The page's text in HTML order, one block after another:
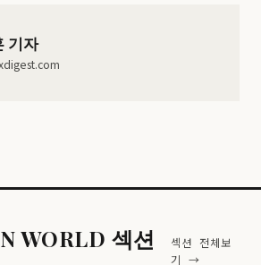
기자
WORLD 섹션
섹션 전체보
기 →